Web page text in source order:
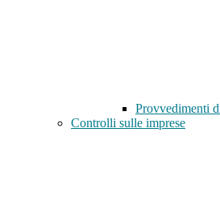
Provvedimenti
Controlli sulle imprese